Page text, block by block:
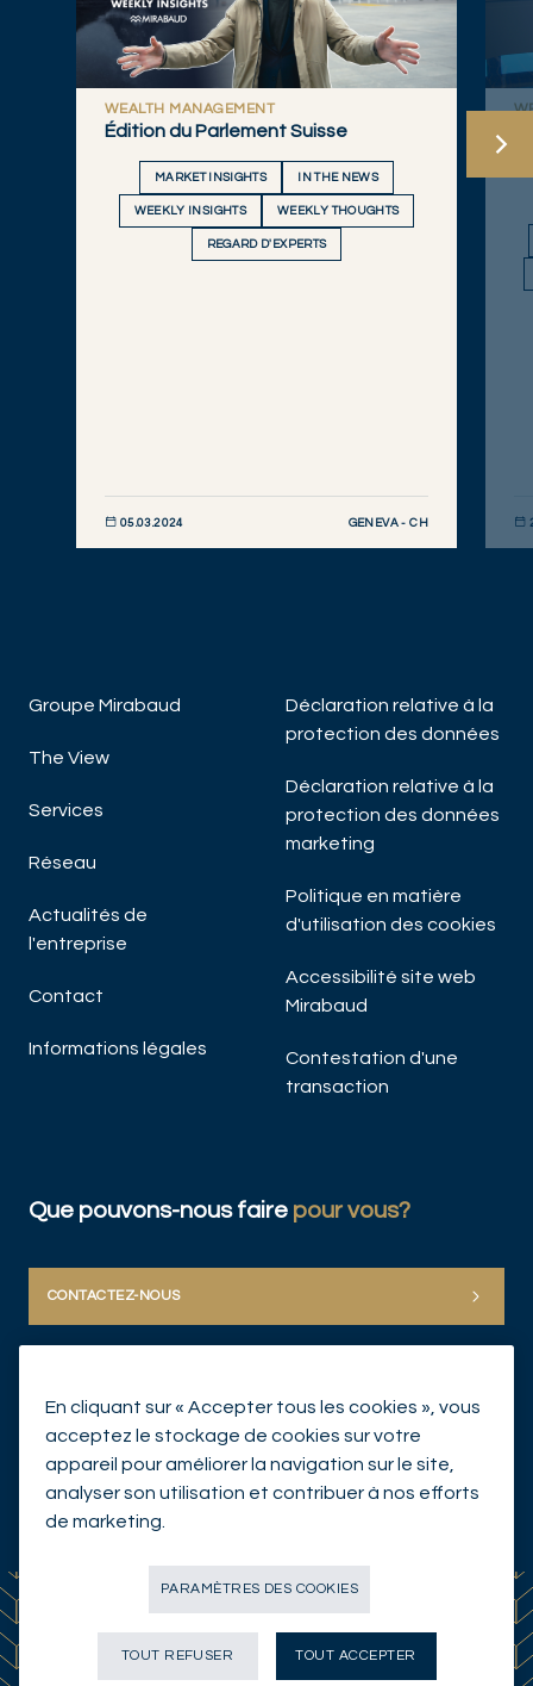
WEALTH MANAGEMENT
Édition du Parlement Suisse
MARKET INSIGHTS IN THE NEWS
WEEKLY INSIGHTS WEEKLY THOUGHTS
REGARD D'EXPERTS
05.03.2024 GENEVA - CH
Groupe Mirabaud
The View
Services
Réseau
Actualités de
l'entreprise
Contact
Informations légales
Déclaration relative à la
protection des données
Déclaration relative à la
protection des données
marketing
Politique en matière
d'utilisation des cookies
Accessibilité site web
Mirabaud
Contestation d'une
transaction
Que pouvons-nous faire pour vous?
CONTACTEZ-NOUS
En cliquant sur « Accepter tous les cookies », vous
acceptez le stockage de cookies sur votre
appareil pour améliorer la navigation sur le site,
analyser son utilisation et contribuer à nos efforts
de marketing.
PARAMÈTRES DES COOKIES
TOUT REFUSER TOUT ACCEPTER